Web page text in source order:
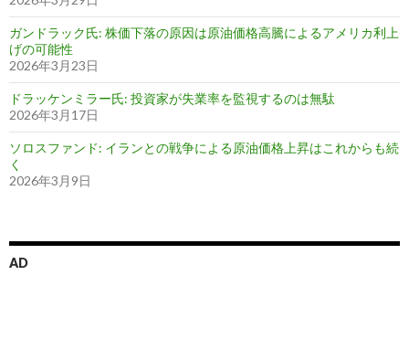
ガンドラック氏: 株価下落の原因は原油価格高騰によるアメリカ利上
げの可能性
2026年3月23日
ドラッケンミラー氏: 投資家が失業率を監視するのは無駄
2026年3月17日
ソロスファンド: イランとの戦争による原油価格上昇はこれからも続
く
2026年3月9日
AD